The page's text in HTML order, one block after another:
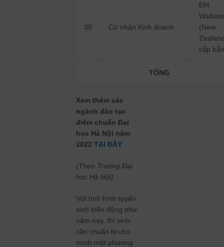
30 Cử nhân Kinh doanh
ĐH
Waikato
(New
cấp
TỔNG
Xem thêm các
ngành đào tạo
điểm chuẩn Đại
học Hà Nội năm
2022TẠI ĐÂY
(Theo Trường Đại
học Hà Nội)
Với tình hình tuyển
sinh biến động như
năm nay, thí sinh
cần chuẩn bị cho
mình một phương